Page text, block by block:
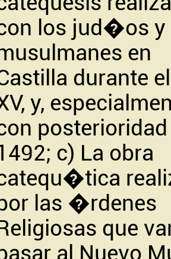
los jud�os y
en
durante
y,
posterioridad
c) La obra
las �rdenes
que
al Nuevo